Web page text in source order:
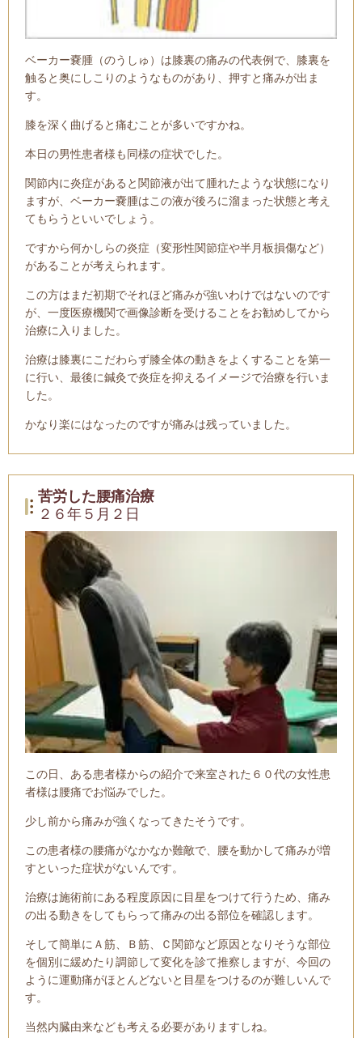
ベーカー嚢腫（のうしゅ）は膝裏の痛みの代表例で、膝裏を
触ると奥にしこりのようなものがあり、押すと痛みが出ま
す。
膝を深く曲げると痛むことが多いですかね。
本日の男性患者様も同様の症状でした。
関節内に炎症があると関節液が出て腫れたような状態になり
ますが、ベーカー嚢腫はこの液が後ろに溜まった状態と考え
てもらうといいでしょう。
ですから何かしらの炎症（変形性関節症や半月板損傷など）
があることが考えられます。
この方はまだ初期でそれほど痛みが強いわけではないのです
が、一度医療機関で画像診断を受けることをお勧めしてから
治療に入りました。
治療は膝裏にこだわらず膝全体の動きをよくすることを第一
に行い、最後に鍼灸で炎症を抑えるイメージで治療を行いま
した。
かなり楽にはなったのですが痛みは残っていました。
苦労した腰痛治療
２６年５月２日
この日、ある患者様からの紹介で来室された６０代の女性患
者様は腰痛でお悩みでした。
少し前から痛みが強くなってきたそうです。
この患者様の腰痛がなかなか難敵で、腰を動かして痛みが増
すといった症状がないんです。
治療は施術前にある程度原因に目星をつけて行うため、痛み
の出る動きをしてもらって痛みの出る部位を確認します。
そして簡単にＡ筋、Ｂ筋、Ｃ関節など原因となりそうな部位
を個別に緩めたり調節して変化を診て推察しますが、今回の
ように運動痛がほとんどないと目星をつけるのが難しいんで
す。
当然内臓由来なども考える必要がありますしね。